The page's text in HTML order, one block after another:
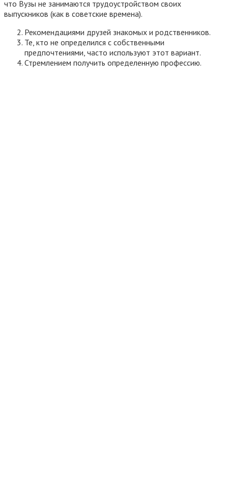
что Вузы не занимаются трудоустройством своих
выпускников (как в советские времена).
Рекомендациями друзей знакомых и родственников.
Те, кто не определился с собственными
предпочтениями, часто используют этот вариант.
Стремлением получить определенную профессию.